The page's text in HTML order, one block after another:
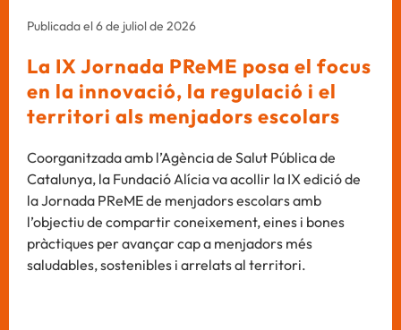
Publicada el 6 de juliol de 2026
La IX Jornada PReME posa el focus
en la innovació, la regulació i el
territori als menjadors escolars
Coorganitzada amb l’Agència de Salut Pública de
Catalunya, la Fundació Alícia va acollir la IX edició de
la Jornada PReME de menjadors escolars amb
l’objectiu de compartir coneixement, eines i bones
pràctiques per avançar cap a menjadors més
saludables, sostenibles i arrelats al territori.